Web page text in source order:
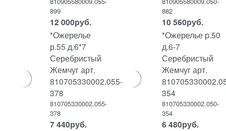
899
12 000руб.
882
10 560руб.
*Ожерелье
р.55 д.6*7
Серебристый
Жемчуг арт.
810705330002.055-
378
810705330002.055-
378
7 440руб.
*Ожерелье р.50
д.6-7
Серебристый
Жемчуг арт.
354
810705330002.050-
354
6 480руб.